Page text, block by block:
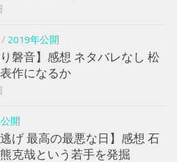
/ 2019年公開
磐音】感想 ネタバレなし 松
作になるか
開
げ 最高の最悪な日】感想 石
克哉という若手を発掘